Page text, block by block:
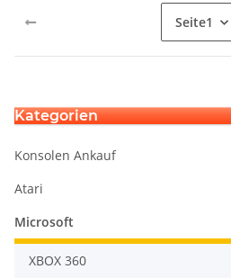
Seite1
Kategorien
Konsolen Ankauf
Atari
Microsoft
XBOX 360